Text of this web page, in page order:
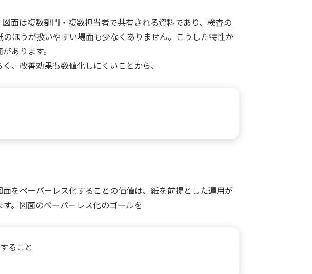
面は複数部門・複数担当者で共有される資料であり、検査の
ほうが扱いやすい場面も少なくありません。こうした特性か
あります。
、改善効果も数値化しにくいことから、
をペーパーレス化することの価値は、紙を前提とした運用が
。図面のペーパーレス化のゴールを
ること